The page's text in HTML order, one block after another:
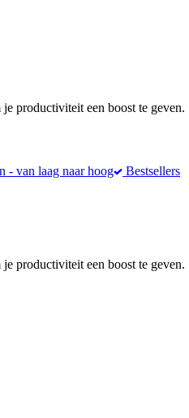
productiviteit een boost te geven.
- van laag naar hoog
Bestsellers
productiviteit een boost te geven.